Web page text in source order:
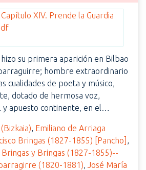
su primera aparición en Bilbao
hombre extraordinario
cualidades de poeta y músico,
dotado de hermosa voz,
y apuesto continente, en el…
, Emiliano de Arriaga
Bringas (1827-1855) [Pancho] ,
Bringas y Bringas (1827-1855)--
(1820-1881), José María